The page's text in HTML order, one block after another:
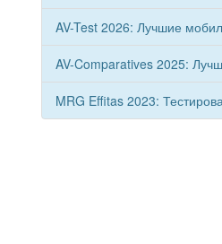
Анти-вор, веб-